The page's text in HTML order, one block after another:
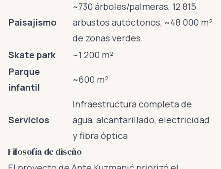
Paisajismo
~730 árboles/palmeras, 12 815
arbustos autóctonos, ~48 000 m²
de zonas verdes
Skate park
~1 200 m²
Parque
infantil
~600 m²
Servicios
Infraestructura completa de
agua, alcantarillado, electricidad
y fibra óptica
Filosofía de diseño